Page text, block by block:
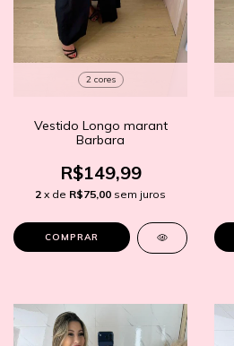
2 cores
Vestido Longo marant
Barbara
R$149,99
2 x de R$75,00 sem juros
COMPRAR